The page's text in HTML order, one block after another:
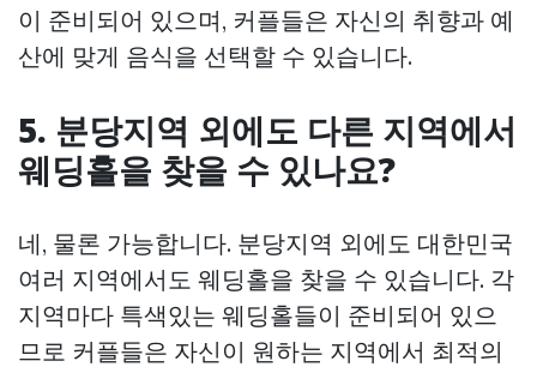
이 준비되어 있으며, 커플들은 자신의 취향과 예
산에 맞게 음식을 선택할 수 있습니다.
5. 분당지역 외에도 다른 지역에서
웨딩홀을 찾을 수 있나요?
네, 물론 가능합니다. 분당지역 외에도 대한민국
여러 지역에서도 웨딩홀을 찾을 수 있습니다. 각
지역마다 특색있는 웨딩홀들이 준비되어 있으
므로 커플들은 자신이 원하는 지역에서 최적의